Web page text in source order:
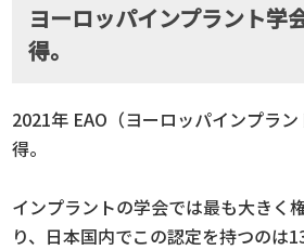
ヨーロッパインプラント学
得。
2021年 EAO（ヨーロッパインプラ
得。
インプラントの学会では最も大きく
り、日本国内でこの認定を持つのは